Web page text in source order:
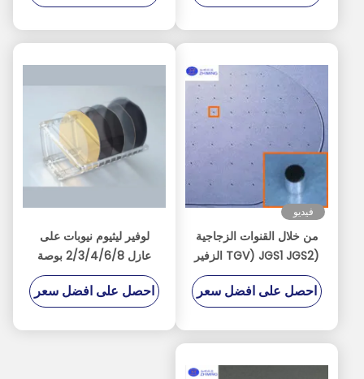
فيديو
من خلال القنوات الزجاجية
(TGV) JGS1 JGS2 الزفير
BF33 الكوارتز الأبعاد القابلة
للتخصيص السماكة يمكن أن
احصل على افضل سعر
لوفير ليثيوم نيوبات على
عازل 2/3/4/6/8 بوصة
احصل على افضل سعر